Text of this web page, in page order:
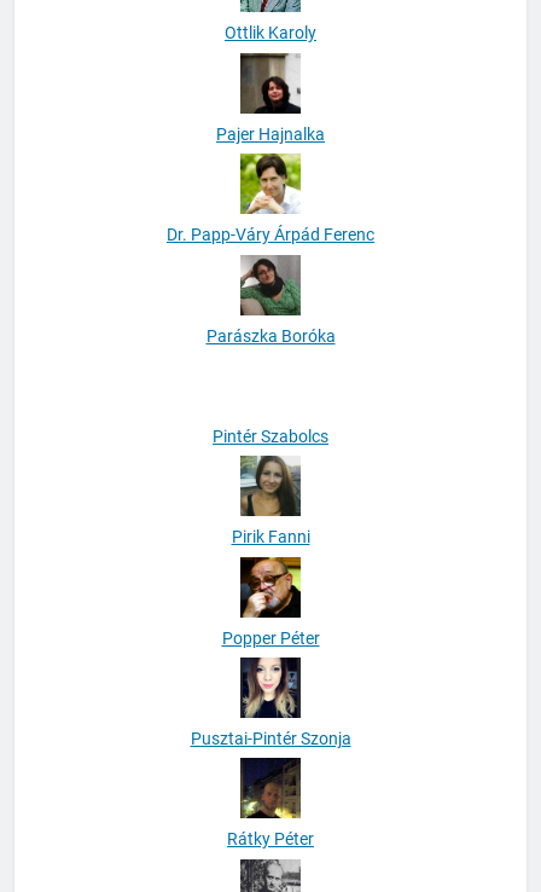
Ottlik Karoly
Pajer Hajnalka
Dr. Papp-Váry Árpád Ferenc
Pintér Szabolcs
Pirik Fanni
Popper Péter
Pusztai-Pintér Szonja
Rátky Péter